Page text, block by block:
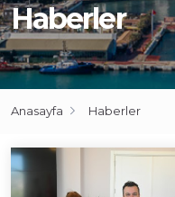
Haberler
Anasayfa Haberler